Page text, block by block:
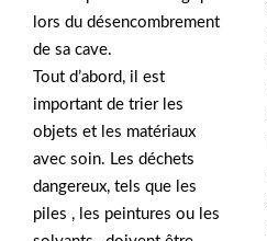
lors du désencombrement
de sa cave.
Tout d’abord, il est
important de trier les
objets et les matériaux
avec soin. Les déchets
dangereux, tels que les
piles , les peintures ou les